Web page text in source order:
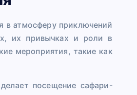
в атмосферу приключений
их привычках и роли в
мероприятия, такие как
посещение сафари-